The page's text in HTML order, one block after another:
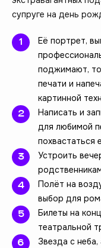
супруге на день
Её портрет,
поджимают,
печати и
картинной
Написать и
для любимой
похвастаться
Устроить
Полёт на
выбор для
Билеты на
театральной
Звезда с